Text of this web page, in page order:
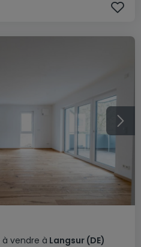
à vendre à Langsur (DE)